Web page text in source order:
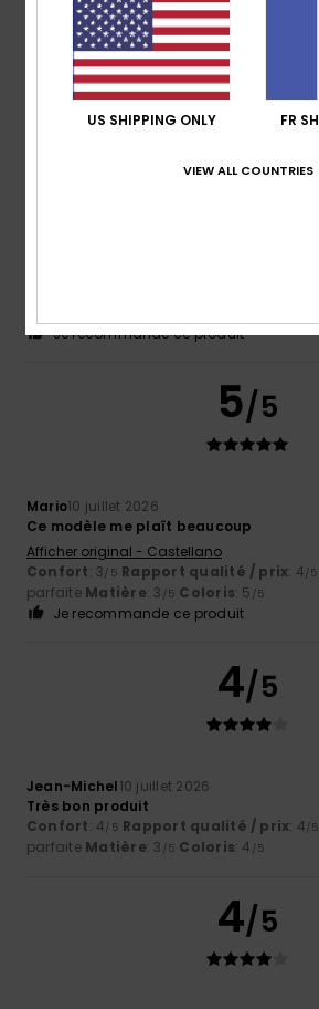
Confort: 5/5 Rapport qualité / prix
parfaiteMatière: 5/5 Coloris
Je recommande ce produit
5
Je recommande ce produit
5/5
Mario10 juillet 2026
Ce modèle me plaît beaucoup
Afficher original - Castellano
Confort: 3/5 Rapport qualité / prix: 4/5
parfaite Matière: 3 /5 Coloris: 5 /5
Je recommande ce produit
4/5
Jean-Michel10 juillet 2026
Très bon produit
Confort: 4/5 Rapport qualité / prix: 4/5
parfaite Matière: 3 /5 Coloris: 4 /5
4/5
US SHIPPING ONLY FR
VIEW ALL COUNTRIES